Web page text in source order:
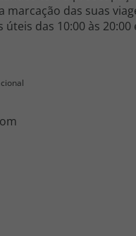
das suas
das 10:00 às 20:00